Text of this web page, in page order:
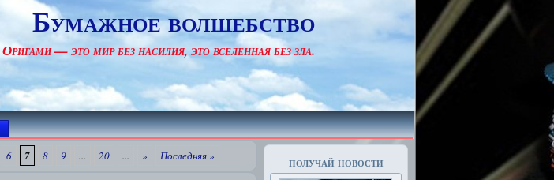
Бумажное волшебство
Оригами — это мир без насилия, это вселенная без зла.
6 7 8 9 ... 20 ... » Последняя » получай новости